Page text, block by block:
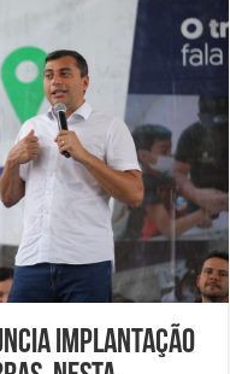
implantação